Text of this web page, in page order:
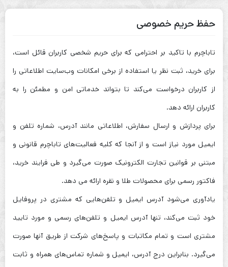
حفظ حریم خصوصی
تاباچرم با تاکید بر احترامی که برای حریم شخصی کاربران قائل است،
برای خرید، ثبت نظر یا استفاده از برخی امکانات وب‌سایت اطلاعاتی را
از کاربران درخواست می‌کند تا بتواند خدماتی امن و مطمئن را به
کاربران ارائه دهد.
برای پردازش و ارسال سفارش، اطلاعاتی مانند آدرس، شماره تلفن و
ایمیل مورد نیاز است و از آنجا که کلیه فعالیت‌های تاباچرم قانونی و
مبتنی بر قوانین تجارت الکترونیک صورت می‌گیرد و طی فرایند خرید،
فاکتور رسمی برای محصولات طلا و نقره ارائه می دهد.
یادآوری می‌شود آدرس ایمیل و تلفن‌هایی که مشتری در پروفایل
خود ثبت می‌کند، تنها آدرس ایمیل و تلفن‌های رسمی و مورد تایید
مشتری است و تمام مکاتبات و پاسخ‌های شرکت از طریق آنها صورت
می‌گیرد. بنابراین درج آدرس، ایمیل و شماره تماس‌های همراه و ثابت